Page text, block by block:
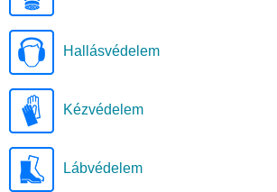
Hallásvédelem
Kézvédelem
Lábvédelem